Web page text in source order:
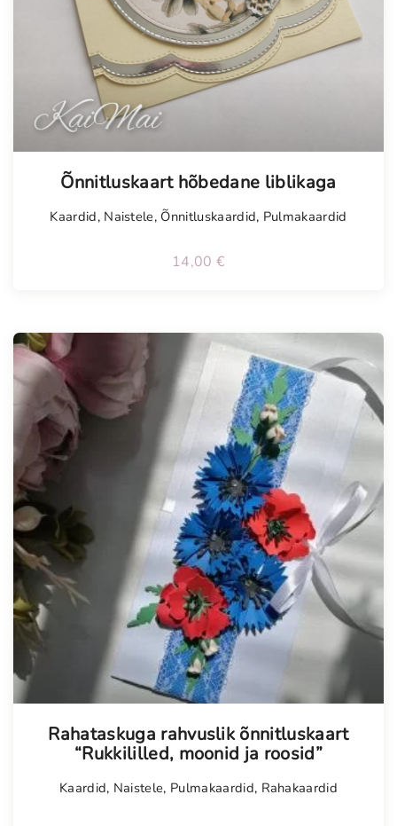
Tellimisel
Õnnitluskaart hõbedane liblikaga
Kaardid, Naistele, Õnnitluskaardid, Pulmakaardid
14,00 €
Rahataskuga rahvuslik õnnitluskaart
“Rukkililled, moonid ja roosid”
Kaardid, Naistele, Pulmakaardid, Rahakaardid